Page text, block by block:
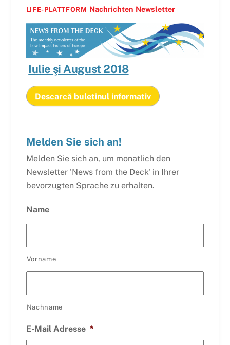
LIFE-PLATTFORM Nachrichten Newsletter
Iulie şi August 2018
Descarcă buletinul informativ
Melden Sie sich an!
Melden Sie sich an, um monatlich den
Newsletter 'News from the Deck' in Ihrer
bevorzugten Sprache zu erhalten.
Name
Vorname
Nachname
E-Mail Adresse *